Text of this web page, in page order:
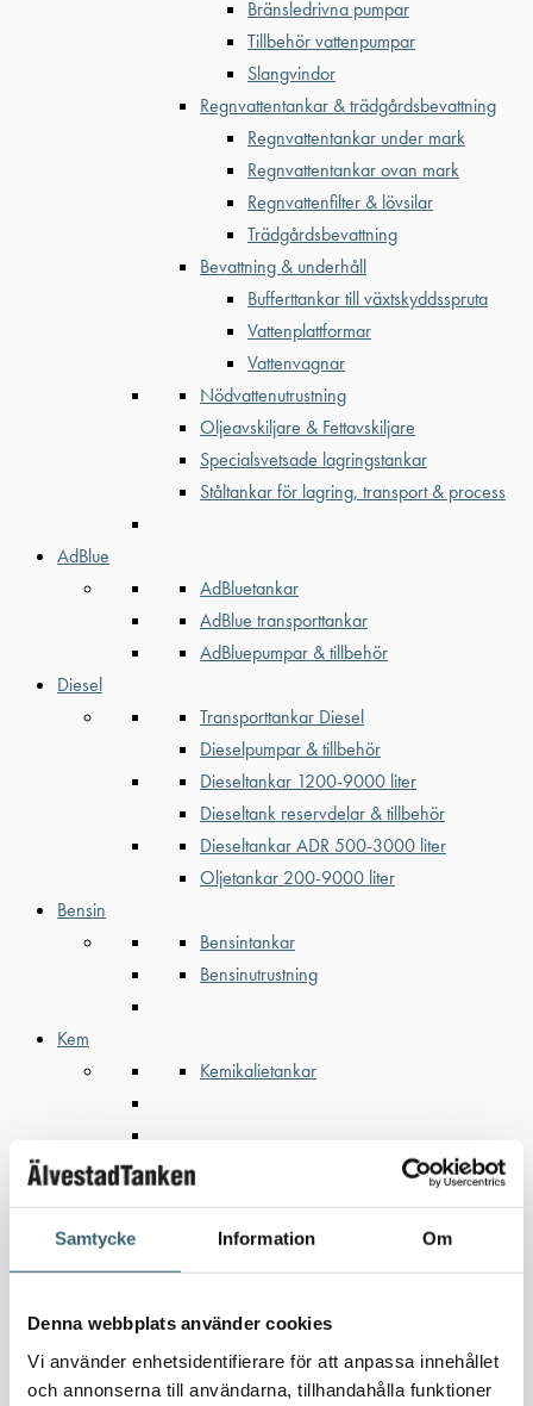
Samtycke Information Om
Denna webbplats använder cookies
Vi använder enhetsidentifierare för att anpassa innehållet
och annonserna till användarna, tillhandahålla funktioner
Bränsledrivna pumpar
Tillbehör vattenpumpar
Slangvindor
Regnvattentankar & trädgårdsbevattning
Regnvattentankar under mark
Regnvattentankar ovan mark
Regnvattenfilter & lövsilar
Trädgårdsbevattning
Bevattning & underhåll
Bufferttankar till växtskyddsspruta
Vattenplattformar
Vattenvagnar
Nödvattenutrustning
Oljeavskiljare & Fettavskiljare
Specialsvetsade lagringstankar
Ståltankar för lagring, transport & process
AdBlue
AdBluetankar
AdBlue transporttankar
AdBluepumpar & tillbehör
Diesel
Transporttankar Diesel
Dieselpumpar & tillbehör
Dieseltankar 1200-9000 liter
Dieseltank reservdelar & tillbehör
Dieseltankar ADR 500-3000 liter
Oljetankar 200-9000 liter
Bensin
Bensintankar
Bensinutrustning
Kem
Kemikalietankar
Verkstad
Spilloljetankar & utrustning
Uthyrning
Kundcase
Om oss